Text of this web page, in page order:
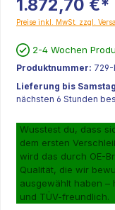
1.872,70 €*
Preise inkl. MwSt. zzgl.
2-4 Wochen
Produktnummer:
Lieferung bis
nächsten 6 Stunden
Wusstest du, dass
dem ersten
wird das durch OE-
Qualität, die wir
ausgewählt haben
und TÜV-freundlich.